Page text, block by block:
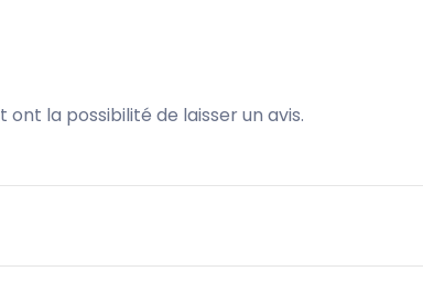
la possibilité de laisser un avis.